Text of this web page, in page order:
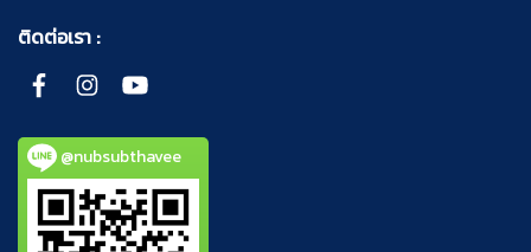
ติดต่อเรา :
@nubsubthavee